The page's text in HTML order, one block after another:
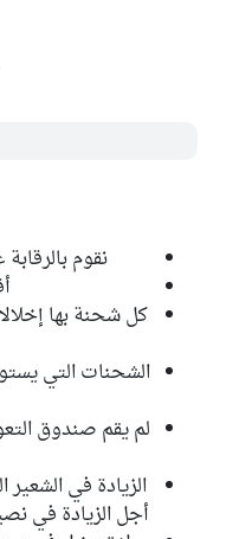
نقوم
كل شحنة بها
الشحنات التي
الزيادة في
أجل الزيادة في